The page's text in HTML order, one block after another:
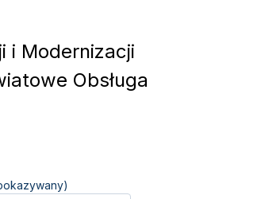
i Modernizacji
Obsługa